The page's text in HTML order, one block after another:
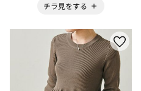
チラ見をする